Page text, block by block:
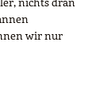
wir nur